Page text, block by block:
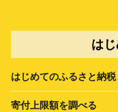
は
はじめてのふるさと納税
寄付上限額を調べる